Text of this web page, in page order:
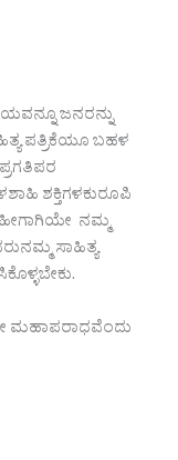
ಜನರನ್ನು
ಪತ್ರಿಕೆಯೂ ಬಹಳ
ಶಕ್ತಿಗಳಕುರೂಪಿ
ನಮ್ಮ
ಸಾಹಿತ್ಯ
ಮಹಾಪರಾಧವೆಂದು